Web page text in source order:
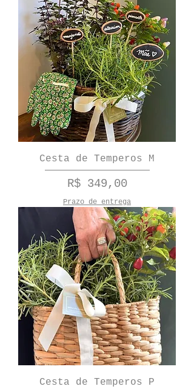
Cesta de Temperos M
Preço
R$ 349,00
Prazo de entrega
Cesta de Temperos P